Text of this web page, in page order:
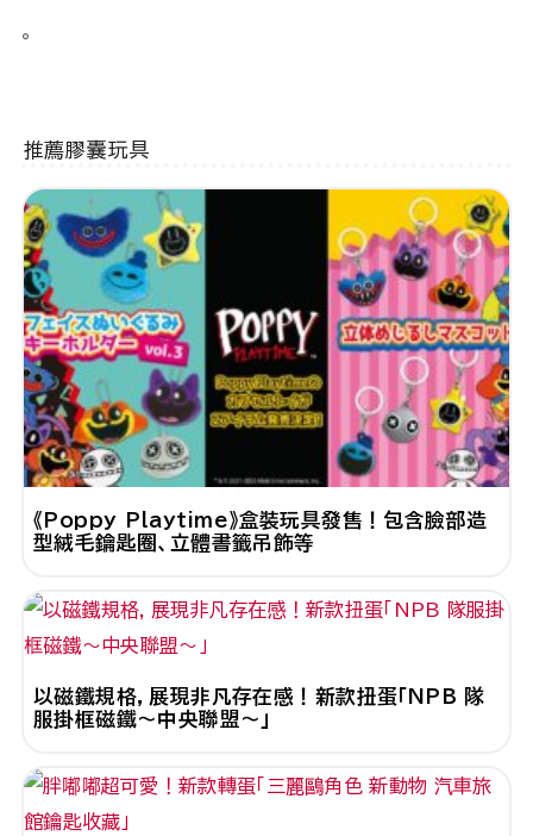
。
推薦膠囊玩具
《Poppy Playtime》盒裝玩具發售！包含臉部造
型絨毛鑰匙圈、立體書籤吊飾等
以磁鐵規格，展現非凡存在感！新款扭蛋「NPB 隊
服掛框磁鐵～中央聯盟～」